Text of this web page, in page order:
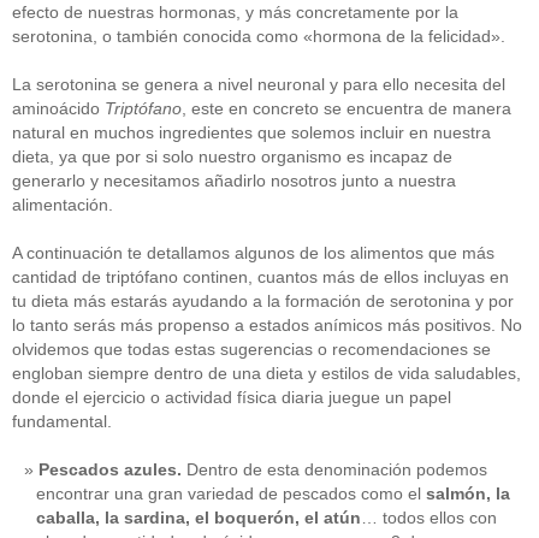
efecto de nuestras hormonas, y más concretamente por la
serotonina, o también conocida como «hormona de la felicidad».
La serotonina se genera a nivel neuronal y para ello necesita del
aminoácido Triptófano, este en concreto se encuentra de manera
natural en muchos ingredientes que solemos incluir en nuestra
dieta, ya que por si solo nuestro organismo es incapaz de
generarlo y necesitamos añadirlo nosotros junto a nuestra
alimentación.
A continuación te detallamos algunos de los alimentos que más
cantidad de triptófano continen, cuantos más de ellos incluyas en
tu dieta más estarás ayudando a la formación de serotonina y por
lo tanto serás más propenso a estados anímicos más positivos. No
olvidemos que todas estas sugerencias o recomendaciones se
engloban siempre dentro de una dieta y estilos de vida saludables,
donde el ejercicio o actividad física diaria juegue un papel
fundamental.
Pescados azules. Dentro de esta denominación podemos
encontrar una gran variedad de pescados como el salmón, la
caballa, la sardina, el boquerón, el atún… todos ellos con